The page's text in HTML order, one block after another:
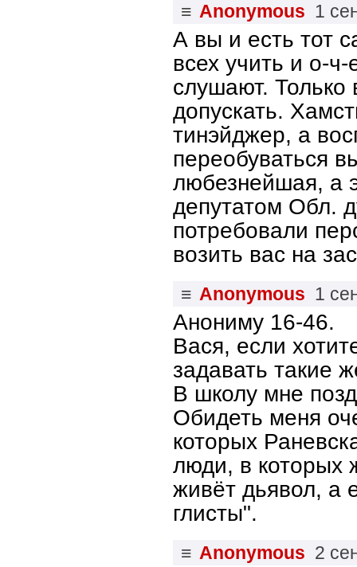
≡ Anonymous 1
А вы и есть тот
всех учить и о-
слушают. Только
допускать.
тинэйджер, а
переобуваться
любезнейшая, а
депутатом Обл.
потребовали
возить вас на
≡ Anonymous 1
Анониму 16-46.
Вася, если
задавать такие
В школу мне
Обидеть меня
которых
люди, в которых
живёт дьявол, а
глисты".
≡ Anonymous 2